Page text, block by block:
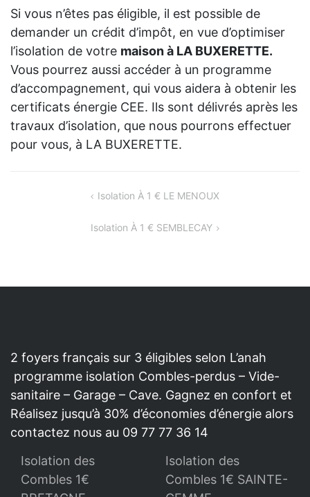
Si vous n’êtes pas éligible, il est possible de
demander un crédit d’impôt, en vue d’optimiser
l’isolation de votre maison à LA BUXERETTE.
Vous pourrez aussi accéder à un programme
d’accompagnement, qui vous aidera à obtenir les
certificats énergie CEE. Ils sont délivrés après les
travaux d’isolation, que nous pourrons effectuer
pour vous, à LA BUXERETTE.
NAVIGATION Isolation À 1 € LE MENOUX
Isolation À 1 € SEMBLECAY
2 foyers français sur 3 éligibles selon L’anah
programme isolation Combles-perdus – Vide-
sanitaire – Garage – Cave. Gagnez en confort et
Réalisez jusqu’à 30% d’économies d’énergie alors
contactez nous au 09 77 77 36 14
Isolation des
Combles 1€
Isolation des
Combles 1€ SAINTE-